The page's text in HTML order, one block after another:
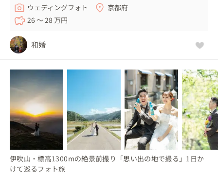
ウェディングフォト
京都府
26 〜 28 万円
和婚
伊吹山・標高1300mの絶景前撮り「思い出の地で撮る」1日か
けて巡るフォト旅